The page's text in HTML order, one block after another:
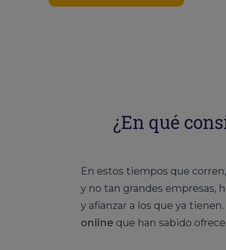
¿En qué
En estos tiempos que
y no tan grandes empresas,
y afianzar a los que ya
online que han sabido